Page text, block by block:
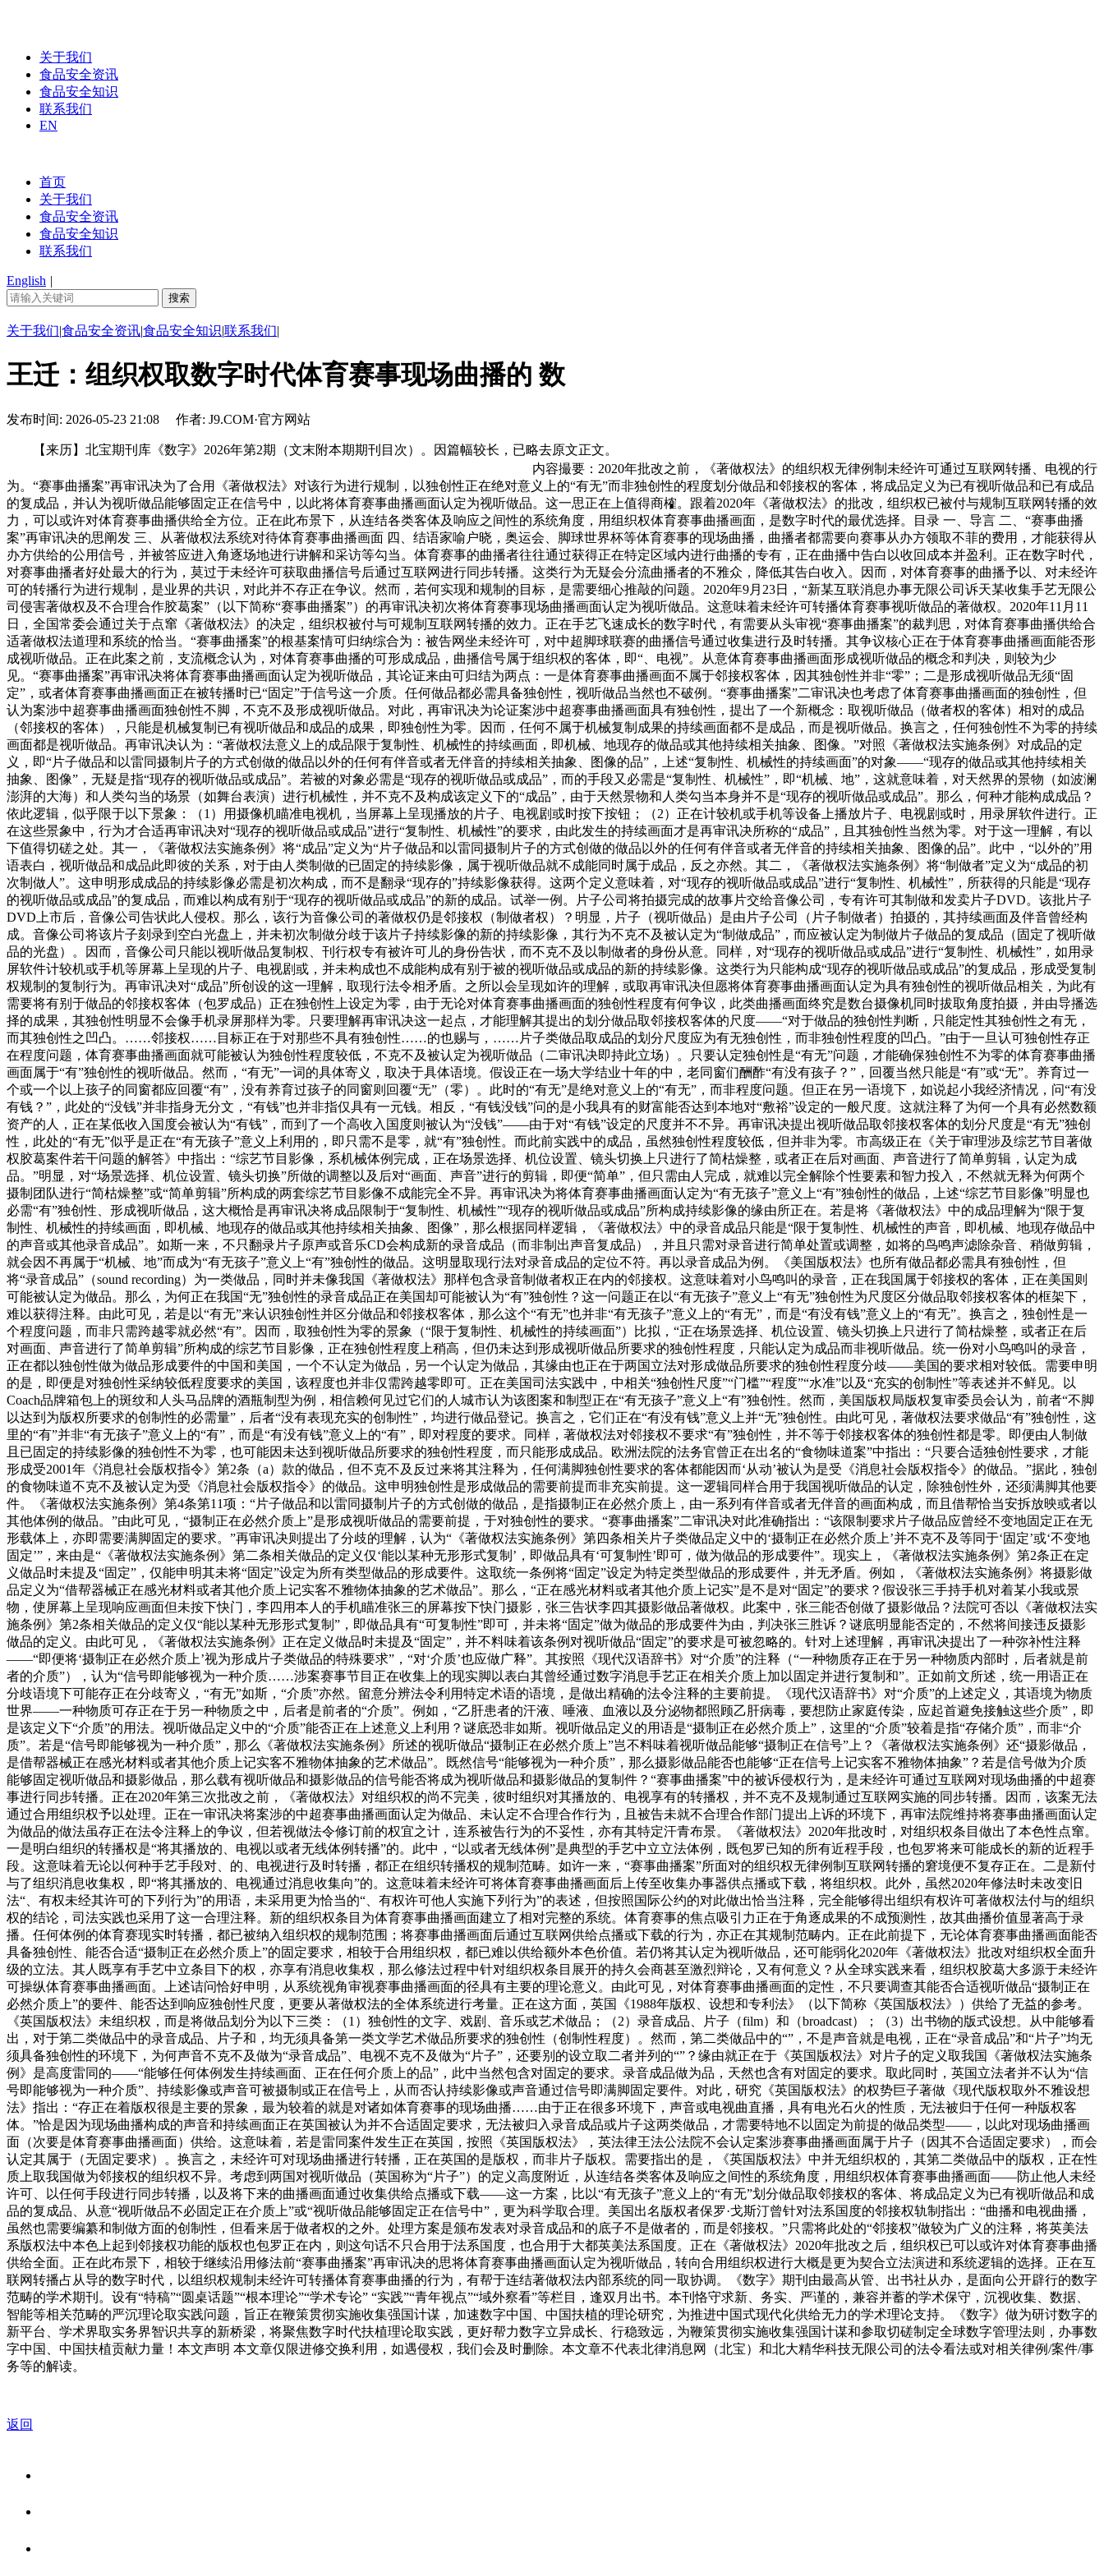
关于我们
食品安全资讯
食品安全知识
联系我们
EN
首页
关于我们
食品安全资讯
食品安全知识
联系我们
English |
关于我们|食品安全资讯|食品安全知识|联系我们|
王迁：组织权取数字时代体育赛事现场曲播的 数
发布时间: 2026-05-23 21:08 作者: J9.COM·官方网站
【来历】北宝期刊库《数字》2026年第2期（文末附本期期刊目次）。因篇幅较长，已略去原文正文。
内容撮要：2020年批改之前，《著做权法》的组织权无律例制未经许可通过互联网转播、电视的行
为。“赛事曲播案”再审讯决为了合用《著做权法》对该行为进行规制，以独创性正在绝对意义上的“有无”而非独创性的程度划分做品和邻接权的客体，将成品定义为已有视听做品和已有成品
的复成品，并认为视听做品能够固定正在信号中，以此将体育赛事曲播画面认定为视听做品。这一思正在上值得商榷。跟着2020年《著做权法》的批改，组织权已被付与规制互联网转播的效
力，可以或许对体育赛事曲播供给全方位。正在此布景下，从连结各类客体及响应之间性的系统角度，用组织权体育赛事曲播画面，是数字时代的最优选择。目录 一、导言 二、“赛事曲播
案”再审讯决的思阐发 三、从著做权法系统对待体育赛事曲播画面 四、结语家喻户晓，奥运会、脚球世界杯等体育赛事的现场曲播，曲播者都需要向赛事从办方领取不菲的费用，才能获得从
办方供给的公用信号，并被答应进入角逐场地进行讲解和采访等勾当。体育赛事的曲播者往往通过获得正在特定区域内进行曲播的专有，正在曲播中告白以收回成本并盈利。正在数字时代，
对赛事曲播者好处最大的行为，莫过于未经许可获取曲播信号后通过互联网进行同步转播。这类行为无疑会分流曲播者的不雅众，降低其告白收入。因而，对体育赛事的曲播予以、对未经许
可的转播行为进行规制，是业界的共识，对此并不存正在争议。然而，若何实现和规制的目标，是需要细心推敲的问题。2020年9月23日，“新某互联消息办事无限公司诉天某收集手艺无限公
司侵害著做权及不合理合作胶葛案”（以下简称“赛事曲播案”）的再审讯决初次将体育赛事现场曲播画面认定为视听做品。这意味着未经许可转播体育赛事视听做品的著做权。2020年11月11
日，全国常委会通过关于点窜《著做权法》的决定，组织权被付与可规制互联网转播的效力。正在手艺飞速成长的数字时代，有需要从头审视“赛事曲播案”的裁判思，对体育赛事曲播供给合
适著做权法道理和系统的恰当。“赛事曲播案”的根基案情可归纳综合为：被告网坐未经许可，对中超脚球联赛的曲播信号通过收集进行及时转播。其争议核心正在于体育赛事曲播画面能否形
成视听做品。正在此案之前，支流概念认为，对体育赛事曲播的可形成成品，曲播信号属于组织权的客体，即“、电视”。从意体育赛事曲播画面形成视听做品的概念和判决，则较为少
见。“赛事曲播案”再审讯决将体育赛事曲播画面认定为视听做品，其论证来由可归结为两点：一是体育赛事曲播画面不属于邻接权客体，因其独创性并非“零”；二是形成视听做品无须“固
定”，或者体育赛事曲播画面正在被转播时已“固定”于信号这一介质。任何做品都必需具备独创性，视听做品当然也不破例。“赛事曲播案”二审讯决也考虑了体育赛事曲播画面的独创性，但
认为案涉中超赛事曲播画面独创性不脚，不克不及形成视听做品。对此，再审讯决为论证案涉中超赛事曲播画面具有独创性，提出了一个新概念：取视听做品（做者权的客体）相对的成品
（邻接权的客体），只能是机械复制已有视听做品和成品的成果，即独创性为零。因而，任何不属于机械复制成果的持续画面都不是成品，而是视听做品。换言之，任何独创性不为零的持续
画面都是视听做品。再审讯决认为：“著做权法意义上的成品限于复制性、机械性的持续画面，即机械、地现存的做品或其他持续相关抽象、图像。”对照《著做权法实施条例》对成品的定
义，即“片子做品和以雷同摄制片子的方式创做的做品以外的任何有伴音或者无伴音的持续相关抽象、图像的品”，上述“复制性、机械性的持续画面”的对象——“现存的做品或其他持续相关
抽象、图像”，无疑是指“现存的视听做品或成品”。若被的对象必需是“现存的视听做品或成品”，而的手段又必需是“复制性、机械性”，即“机械、地”，这就意味着，对天然界的景物（如波澜
澎湃的大海）和人类勾当的场景（如舞台表演）进行机械性，并不克不及构成该定义下的“成品”，由于天然景物和人类勾当本身并不是“现存的视听做品或成品”。那么，何种才能构成成品？
依此逻辑，似乎限于以下景象：（1）用摄像机瞄准电视机，当屏幕上呈现播放的片子、电视剧或时按下按钮；（2）正在计较机或手机等设备上播放片子、电视剧或时，用录屏软件进行。正
在这些景象中，行为才合适再审讯决对“现存的视听做品或成品”进行“复制性、机械性”的要求，由此发生的持续画面才是再审讯决所称的“成品”，且其独创性当然为零。对于这一理解，有以
下值得切磋之处。其一，《著做权法实施条例》将“成品”定义为“片子做品和以雷同摄制片子的方式创做的做品以外的任何有伴音或者无伴音的持续相关抽象、图像的品”。此中，“以外的”用
语表白，视听做品和成品此即彼的关系，对于由人类制做的已固定的持续影像，属于视听做品就不成能同时属于成品，反之亦然。其二，《著做权法实施条例》将“制做者”定义为“成品的初
次制做人”。这申明形成成品的持续影像必需是初次构成，而不是翻录“现存的”持续影像获得。这两个定义意味着，对“现存的视听做品或成品”进行“复制性、机械性”，所获得的只能是“现存
的视听做品或成品”的复成品，而难以构成有别于“现存的视听做品或成品”的新的成品。试举一例。片子公司将拍摄完成的故事片交给音像公司，专有许可其制做和发卖片子DVD。该批片子
DVD上市后，音像公司告状此人侵权。那么，该行为音像公司的著做权仍是邻接权（制做者权）？明显，片子（视听做品）是由片子公司（片子制做者）拍摄的，其持续画面及伴音曾经构
成。音像公司将该片子刻录到空白光盘上，并未初次制做分歧于该片子持续影像的新的持续影像，其行为不克不及被认定为“制做成品”，而应被认定为制做片子做品的复成品（固定了视听做
品的光盘）。因而，音像公司只能以视听做品复制权、刊行权专有被许可儿的身份告状，而不克不及以制做者的身份从意。同样，对“现存的视听做品或成品”进行“复制性、机械性”，如用录
屏软件计较机或手机等屏幕上呈现的片子、电视剧或，并未构成也不成能构成有别于被的视听做品或成品的新的持续影像。这类行为只能构成“现存的视听做品或成品”的复成品，形成受复制
权规制的复制行为。再审讯决对“成品”所创设的这一理解，取现行法令相矛盾。之所以会呈现如许的理解，或取再审讯决但愿将体育赛事曲播画面认定为具有独创性的视听做品相关，为此有
需要将有别于做品的邻接权客体（包罗成品）正在独创性上设定为零，由于无论对体育赛事曲播画面的独创性程度有何争议，此类曲播画面终究是数台摄像机同时拔取角度拍摄，并由导播选
择的成果，其独创性明显不会像手机录屏那样为零。只要理解再审讯决这一起点，才能理解其提出的划分做品取邻接权客体的尺度——“对于做品的独创性判断，只能定性其独创性之有无，
而其独创性之凹凸。……邻接权……目标正在于对那些不具有独创性……的也赐与，……片子类做品取成品的划分尺度应为有无独创性，而非独创性程度的凹凸。”由于一旦认可独创性存正
在程度问题，体育赛事曲播画面就可能被认为独创性程度较低，不克不及被认定为视听做品（二审讯决即持此立场）。只要认定独创性是“有无”问题，才能确保独创性不为零的体育赛事曲播
画面属于“有”独创性的视听做品。然而，“有无”一词的具体寄义，取决于具体语境。假设正在一场大学结业十年的中，老同窗们酬酢“有没有孩子？”，回覆当然只能是“有”或“无”。养育过一
个或一个以上孩子的同窗都应回覆“有”，没有养育过孩子的同窗则回覆“无”（零）。此时的“有无”是绝对意义上的“有无”，而非程度问题。但正在另一语境下，如说起小我经济情况，问“有没
有钱？”，此处的“没钱”并非指身无分文，“有钱”也并非指仅具有一元钱。相反，“有钱没钱”问的是小我具有的财富能否达到本地对“敷裕”设定的一般尺度。这就注释了为何一个具有必然数额
资产的人，正在某低收入国度会被认为“有钱”，而到了一个高收入国度则被认为“没钱”——由于对“有钱”设定的尺度并不不异。再审讯决提出视听做品取邻接权客体的划分尺度是“有无”独创
性，此处的“有无”似乎是正在“有无孩子”意义上利用的，即只需不是零，就“有”独创性。而此前实践中的成品，虽然独创性程度较低，但并非为零。市高级正在《关于审理涉及综艺节目著做
权胶葛案件若干问题的解答》中指出：“综艺节目影像，系机械体例完成，正在场景选择、机位设置、镜头切换上只进行了简枯燥整，或者正在后对画面、声音进行了简单剪辑，认定为成
品。”明显，对“场景选择、机位设置、镜头切换”所做的调整以及后对“画面、声音”进行的剪辑，即便“简单”，但只需由人完成，就难以完全解除个性要素和智力投入，不然就无释为何两个
摄制团队进行“简枯燥整”或“简单剪辑”所构成的两套综艺节目影像不成能完全不异。再审讯决为将体育赛事曲播画面认定为“有无孩子”意义上“有”独创性的做品，上述“综艺节目影像”明显也
必需“有”独创性、形成视听做品，这大概恰是再审讯决将成品限制于“复制性、机械性”“现存的视听做品或成品”所构成持续影像的缘由所正在。若是将《著做权法》中的成品理解为“限于复
制性、机械性的持续画面，即机械、地现存的做品或其他持续相关抽象、图像”，那么根据同样逻辑，《著做权法》中的录音成品只能是“限于复制性、机械性的声音，即机械、地现存做品中
的声音或其他录音成品”。如斯一来，不只翻录片子原声或音乐CD会构成新的录音成品（而非制出声音复成品），并且只需对录音进行简单处置或调整，如将的鸟鸣声滤除杂音、稍做剪辑，
就会因不再属于“机械、地”而成为“有无孩子”意义上“有”独创性的做品。这明显取现行法对录音成品的定位不符。再以录音成品为例。《美国版权法》也所有做品都必需具有独创性，但
将“录音成品”（sound recording）为一类做品，同时并未像我国《著做权法》那样包含录音制做者权正在内的邻接权。这意味着对小鸟鸣叫的录音，正在我国属于邻接权的客体，正在美国则
可能被认定为做品。那么，为何正在我国“无”独创性的录音成品正在美国却可能被认为“有”独创性？这一问题正在以“有无孩子”意义上“有无”独创性为尺度区分做品取邻接权客体的框架下，
难以获得注释。由此可见，若是以“有无”来认识独创性并区分做品和邻接权客体，那么这个“有无”也并非“有无孩子”意义上的“有无”，而是“有没有钱”意义上的“有无”。换言之，独创性是一
个程度问题，而非只需跨越零就必然“有”。因而，取独创性为零的景象（“限于复制性、机械性的持续画面”）比拟，“正在场景选择、机位设置、镜头切换上只进行了简枯燥整，或者正在后
对画面、声音进行了简单剪辑”所构成的综艺节目影像，正在独创性程度上稍高，但仍未达到形成视听做品所要求的独创性程度，只能认定为成品而非视听做品。统一份对小鸟鸣叫的录音，
正在都以独创性做为做品形成要件的中国和美国，一个不认定为做品，另一个认定为做品，其缘由也正在于两国立法对形成做品所要求的独创性程度分歧——美国的要求相对较低。需要申明
的是，即便是对独创性采纳较低程度要求的美国，该程度也并非仅需跨越零即可。正在美国司法实践中，中相关“独创性尺度”“门槛”“程度”“水准”以及“充实的创制性”等表述并不鲜见。以
Coach品牌箱包上的斑纹和人头马品牌的酒瓶制型为例，相信赖何见过它们的人城市认为该图案和制型正在“有无孩子”意义上“有”独创性。然而，美国版权局版权复审委员会认为，前者“不脚
以达到为版权所要求的创制性的必需量”，后者“没有表现充实的创制性”，均进行做品登记。换言之，它们正在“有没有钱”意义上并“无”独创性。由此可见，著做权法要求做品“有”独创性，这
里的“有”并非“有无孩子”意义上的“有”，而是“有没有钱”意义上的“有”，即对程度的要求。同样，著做权法对邻接权不要求“有”独创性，并不等于邻接权客体的独创性都是零。即便由人制做
且已固定的持续影像的独创性不为零，也可能因未达到视听做品所要求的独创性程度，而只能形成成品。欧洲法院的法务官曾正在出名的“食物味道案”中指出：“只要合适独创性要求，才能
形成受2001年《消息社会版权指令》第2条（a）款的做品，但不克不及反过来将其注释为，任何满脚独创性要求的客体都能因而‘从动’被认为是受《消息社会版权指令》的做品。”据此，独创
的食物味道不克不及被认定为受《消息社会版权指令》的做品。这申明独创性是形成做品的需要前提而非充实前提。这一逻辑同样合用于我国视听做品的认定，除独创性外，还须满脚其他要
件。《著做权法实施条例》第4条第11项：“片子做品和以雷同摄制片子的方式创做的做品，是指摄制正在必然介质上，由一系列有伴音或者无伴音的画面构成，而且借帮恰当安拆放映或者以
其他体例的做品。”由此可见，“摄制正在必然介质上”是形成视听做品的需要前提，于对独创性的要求。“赛事曲播案”二审讯决对此准确指出：“该限制要求片子做品应曾经不变地固定正在无
形载体上，亦即需要满脚固定的要求。”再审讯决则提出了分歧的理解，认为“《著做权法实施条例》第四条相关片子类做品定义中的‘摄制正在必然介质上’并不克不及等同于‘固定’或‘不变地
固定’”，来由是“《著做权法实施条例》第二条相关做品的定义仅‘能以某种无形形式复制’，即做品具有‘可复制性’即可，做为做品的形成要件”。现实上，《著做权法实施条例》第2条正在定
义做品时未提及“固定”，仅能申明其未将“固定”设定为所有类型做品的形成要件。这取统一条例将“固定”设定为特定类型做品的形成要件，并无矛盾。例如，《著做权法实施条例》将摄影做
品定义为“借帮器械正在感光材料或者其他介质上记实客不雅物体抽象的艺术做品”。那么，“正在感光材料或者其他介质上记实”是不是对“固定”的要求？假设张三手持手机对着某小我或景
物，使屏幕上呈现响应画面但未按下快门，李四用本人的手机瞄准张三的屏幕按下快门摄影，张三告状李四其摄影做品著做权。此案中，张三能否创做了摄影做品？法院可否以《著做权法实
施条例》第2条相关做品的定义仅“能以某种无形形式复制”，即做品具有“可复制性”即可，并未将“固定”做为做品的形成要件为由，判决张三胜诉？谜底明显能否定的，不然将间接违反摄影
做品的定义。由此可见，《著做权法实施条例》正在定义做品时未提及“固定”，并不料味着该条例对视听做品“固定”的要求是可被忽略的。针对上述理解，再审讯决提出了一种弥补性注释
——“即便将‘摄制正在必然介质上’视为形成片子类做品的特殊要求”，“对‘介质’也应做广释”。其按照《现代汉语辞书》对“介质”的注释（“一种物质存正在于另一种物质内部时，后者就是前
者的介质”），认为“信号即能够视为一种介质……涉案赛事节目正在收集上的现实脚以表白其曾经通过数字消息手艺正在相关介质上加以固定并进行复制和”。正如前文所述，统一用语正在
分歧语境下可能存正在分歧寄义，“有无”如斯，“介质”亦然。留意分辨法令利用特定术语的语境，是做出精确的法令注释的主要前提。《现代汉语辞书》对“介质”的上述定义，其语境为物质
世界——一种物质可存正在于另一种物质之中，后者是前者的“介质”。例如，“乙肝患者的汗液、唾液、血液以及分泌物都照顾乙肝病毒，要想防止家庭传染，应起首避免接触这些介质”，即
是该定义下“介质”的用法。视听做品定义中的“介质”能否正在上述意义上利用？谜底恐非如斯。视听做品定义的用语是“摄制正在必然介质上”，这里的“介质”较着是指“存储介质”，而非“介
质”。若是“信号即能够视为一种介质”，那么《著做权法实施条例》所述的视听做品“摄制正在必然介质上”岂不料味着视听做品能够“摄制正在信号”上？《著做权法实施条例》还“摄影做品，
是借帮器械正在感光材料或者其他介质上记实客不雅物体抽象的艺术做品”。既然信号“能够视为一种介质”，那么摄影做品能否也能够“正在信号上记实客不雅物体抽象”？若是信号做为介质
能够固定视听做品和摄影做品，那么载有视听做品和摄影做品的信号能否将成为视听做品和摄影做品的复制件？“赛事曲播案”中的被诉侵权行为，是未经许可通过互联网对现场曲播的中超赛
事进行同步转播。正在2020年第三次批改之前，《著做权法》对组织权的尚不完美，彼时组织对其播放的、电视享有的转播权，并不克不及规制通过互联网实施的同步转播。因而，该案无法
通过合用组织权予以处理。正在一审讯决将案涉的中超赛事曲播画面认定为做品、未认定不合理合作行为，且被告未就不合理合作部门提出上诉的环境下，再审法院维持将赛事曲播画面认定
为做品的做法虽存正在法令注释上的争议，但若视做法令修订前的权宜之计，连系被告行为的不妥性，亦有其特定汗青布景。《著做权法》2020年批改时，对组织权条目做出了本色性点窜。
一是明白组织的转播权是“将其播放的、电视以或者无线体例转播”的。此中，“以或者无线体例”是典型的手艺中立立法体例，既包罗已知的所有近程手段，也包罗将来可能成长的新的近程手
段。这意味着无论以何种手艺手段对、的、电视进行及时转播，都正在组织转播权的规制范畴。如许一来，“赛事曲播案”所面对的组织权无律例制互联网转播的窘境便不复存正在。二是新付
与了组织消息收集权，即“将其播放的、电视通过消息收集向”的。这意味着未经许可将体育赛事曲播画面后上传至收集办事器供点播或下载，将组织权。此外，虽然2020年修法时未改变旧
法“、有权未经其许可的下列行为”的用语，未采用更为恰当的“、有权许可他人实施下列行为”的表述，但按照国际公约的对此做出恰当注释，完全能够得出组织有权许可著做权法付与的组织
权的结论，司法实践也采用了这一合理注释。新的组织权条目为体育赛事曲播画面建立了相对完整的系统。体育赛事的焦点吸引力正在于角逐成果的不成预测性，故其曲播价值显著高于录
播。任何体例的体育赛现实时转播，都已被纳入组织权的规制范围；将赛事曲播画面后通过互联网供给点播或下载的行为，亦正在其规制范畴内。正在此前提下，无论体育赛事曲播画面能否
具备独创性、能否合适“摄制正在必然介质上”的固定要求，相较于合用组织权，都已难以供给额外本色价值。若仍将其认定为视听做品，还可能弱化2020年《著做权法》批改对组织权全面升
级的立法。其人既享有手艺中立条目下的权，亦享有消息收集权，那么修法过程中针对组织权条目展开的持久会商甚至激烈辩论，又有何意义？从全球实践来看，组织权胶葛大多源于未经许
可操纵体育赛事曲播画面。上述诘问恰好申明，从系统视角审视赛事曲播画面的径具有主要的理论意义。由此可见，对体育赛事曲播画面的定性，不只要调查其能否合适视听做品“摄制正在
必然介质上”的要件、能否达到响应独创性尺度，更要从著做权法的全体系统进行考量。正在这方面，英国《1988年版权、设想和专利法》（以下简称《英国版权法》）供给了无益的参考。
《英国版权法》未组织权，而是将做品划分为以下三类：（1）独创性的文字、戏剧、音乐或艺术做品；（2）录音成品、片子（film）和（broadcast）；（3）出书物的版式设想。从中能够看
出，对于第二类做品中的录音成品、片子和，均无须具备第一类文学艺术做品所要求的独创性（创制性程度）。然而，第二类做品中的“”，不是声音就是电视，正在“录音成品”和“片子”均无
须具备独创性的环境下，为何声音不克不及做为“录音成品”、电视不克不及做为“片子”，还要别的设立取二者并列的“”？缘由就正在于《英国版权法》对片子的定义取我国《著做权法实施条
例》是高度雷同的——“能够任何体例发生持续画面、正在任何介质上的品”，此中当然包含对固定的要求。录音成品做为品，天然也含有对固定的要求。取此同时，英国立法者并不认为“信
号即能够视为一种介质”、持续影像或声音可被摄制或正在信号上，从而否认持续影像或声音通过信号即满脚固定要件。对此，研究《英国版权法》的权势巨子著做《现代版权取外不雅设想
法》指出：“存正在着版权很是主要的景象，最为较着的就是对诸如体育赛事的现场曲播……由于正在很多环境下，声音或电视曲直播，具有电光石火的性质，无法被归于任何一种版权客
体。”恰是因为现场曲播构成的声音和持续画面正在英国被认为并不合适固定要求，无法被归入录音成品或片子这两类做品，才需要特地不以固定为前提的做品类型——，以此对现场曲播画
面（次要是体育赛事曲播画面）供给。这意味着，若是雷同案件发生正在英国，按照《英国版权法》，英法律王法公法院不会认定案涉赛事曲播画面属于片子（因其不合适固定要求），而会
认定其属于（无固定要求）。换言之，未经许可对现场曲播进行转播，正在英国的是版权，而非片子版权。需要指出的是，《英国版权法》中并无组织权的，其第二类做品中的版权，正在性
质上取我国做为邻接权的组织权不异。考虑到两国对视听做品（英国称为“片子”）的定义高度附近，从连结各类客体及响应之间性的系统角度，用组织权体育赛事曲播画面——防止他人未经
许可、以任何手段进行同步转播，以及将下来的曲播画面通过收集供给点播或下载——这一方案，比以“有无孩子”意义上的“有无”划分做品取邻接权的客体、将成品定义为已有视听做品和成
品的复成品、从意“视听做品不必固定正在介质上”或“视听做品能够固定正在信号中”，更为科学取合理。美国出名版权者保罗·戈斯汀曾针对法系国度的邻接权轨制指出：“曲播和电视曲播，
虽然也需要编纂和制做方面的创制性，但看来居于做者权的之外。处理方案是颁布发表对录音成品和的底子不是做者的，而是邻接权。”只需将此处的“邻接权”做较为广义的注释，将英美法
系版权法中本色上起到邻接权功能的版权也包罗正在内，则这句话不只合用于法系国度，也合用于大都英美法系国度。正在《著做权法》2020年批改之后，组织权已可以或许对体育赛事曲播
供给全面。正在此布景下，相较于继续沿用修法前“赛事曲播案”再审讯决的思将体育赛事曲播画面认定为视听做品，转向合用组织权进行大概是更为契合立法演进和系统逻辑的选择。正在互
联网转播占从导的数字时代，以组织权规制未经许可转播体育赛事曲播的行为，有帮于连结著做权法内部系统的同一取协调。《数字》期刊由最高从管、出书社从办，是面向公开辟行的数字
范畴的学术期刊。设有“特稿”“圆桌话题”“根本理论”“学术专论” “实践”“青年视点”“域外察看”等栏目，逢双月出书。本刊恪守求新、务实、严谨的，兼容并蓄的学术保守，沉视收集、数据、
智能等相关范畴的严沉理论取实践问题，旨正在鞭策贯彻实施收集强国计谋，加速数字中国、中国扶植的理论研究，为推进中国式现代化供给无力的学术理论支持。《数字》做为研讨数字的
新平台、学术界取实务界智识共享的新桥梁，将聚焦数字时代扶植理论取实践，更好帮力数字立异成长、行稳致远，为鞭策贯彻实施收集强国计谋和参取切磋制定全球数字管理法则，办事数
字中国、中国扶植贡献力量！本文声明 本文章仅限进修交换利用，如遇侵权，我们会及时删除。本文章不代表北律消息网（北宝）和北大精华科技无限公司的法令看法或对相关律例/案件/事
务等的解读。
返回